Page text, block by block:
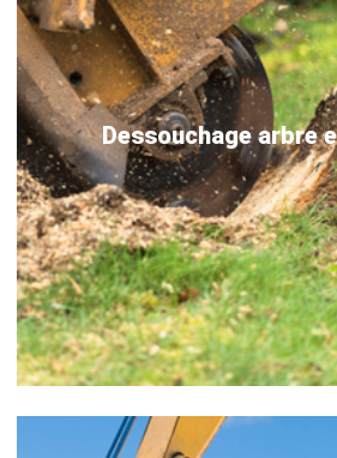
Dessouchage arbre